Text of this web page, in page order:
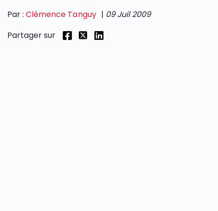
Par :Clémence Tanguy | 09 Juil 2009
Partager sur